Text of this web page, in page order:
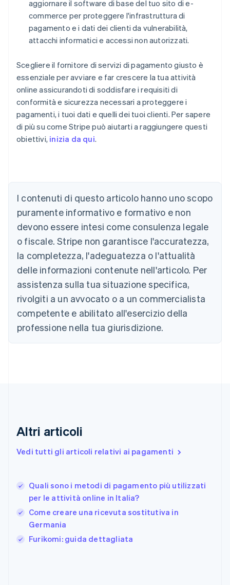
aggiornare il software di base del tuo sito di e-
commerce per proteggere l'infrastruttura di
pagamento e i dati dei clienti da vulnerabilità,
attacchi informatici e accessi non autorizzati.
Scegliere il fornitore di servizi di pagamento giusto è
essenziale per avviare e far crescere la tua attività
online assicurandoti di soddisfare i requisiti di
conformità e sicurezza necessari a proteggere i
pagamenti, i tuoi dati e quelli dei tuoi clienti. Per sapere
di più su come Stripe può aiutarti a raggiungere questi
obiettivi, inizia da qui.
I contenuti di questo articolo hanno uno scopo
puramente informativo e formativo e non
devono essere intesi come consulenza legale
o fiscale. Stripe non garantisce l'accuratezza,
la completezza, l'adeguatezza o l'attualità
delle informazioni contenute nell'articolo. Per
assistenza sulla tua situazione specifica,
rivolgiti a un avvocato o a un commercialista
competente e abilitato all'esercizio della
professione nella tua giurisdizione.
Altri articoli
Vedi tutti gli articoli relativi ai pagamenti
Quali sono i metodi di pagamento più utilizzati
per le attività online in Italia?
Come creare una ricevuta sostitutiva in
Germania
Furikomi: guida dettagliata
Austria
Belgio
Nederlands FrançaisDeutschEnglish
Brasile
Português English
Bulgaria
English
Canada
EnglishFrançais
Cina continentale
简体中文
Cipro
English
Croazia
Danimarca
Francia
Germania
日本語 English
Gibilterra
Grecia
English
India